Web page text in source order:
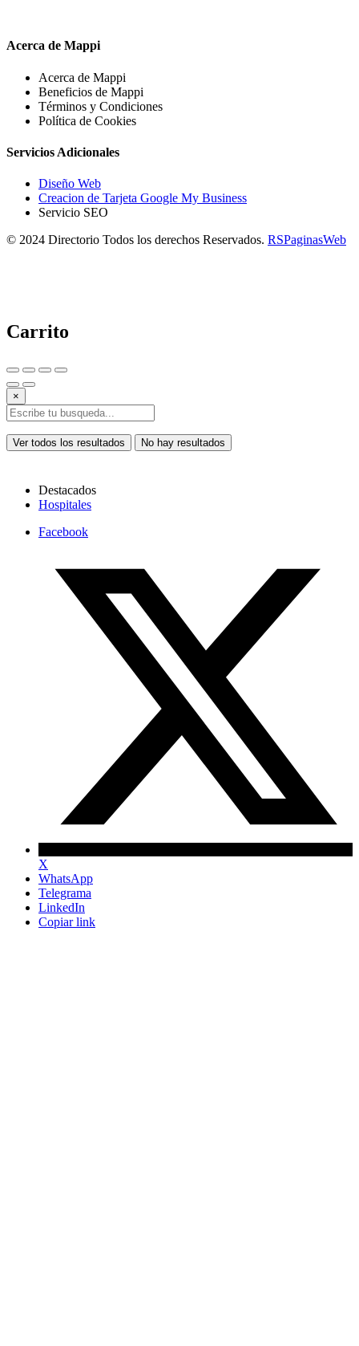
Acerca de Mappi
Acerca de Mappi
Beneficios de Mappi
Términos y Condiciones
Política de Cookies
Servicios Adicionales
Diseño Web
Creacion de Tarjeta Google My Business
Servicio SEO
© 2024 Directorio Todos los derechos Reservados. RSPaginasWeb
Carrito
×
Ver todos los resultados No hay resultados
Destacados
Hospitales
Facebook
X
WhatsApp
Telegrama
LinkedIn
Copiar link